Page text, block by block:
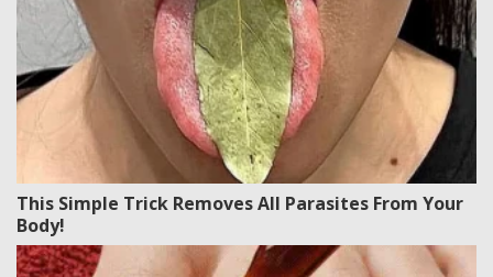
This Simple Trick Removes All Parasites From Your
Body!